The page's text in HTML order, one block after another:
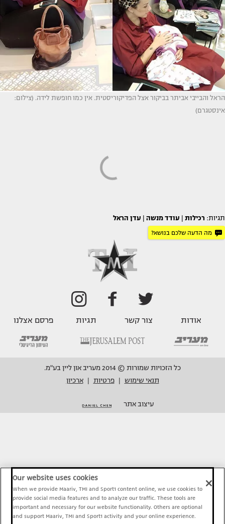
הראל והבייבי אביתר בביקור אצל הפדיקוריסטית. אין כמו חופשת לידה. (צילום:
אינסטגרם)
תגיות: רכילות עודד מנשה עדן הראל
מה הדעה שלכם בנושא?
אודות צור קשר תגיות פרסם אצלנו
כל הזכויות שמורות © 2014 מעריב און ליין בע"מ.
תנאי שימוש
פרטיות ארכיון
עיצוב אתר
Our website uses cookies
When we provide Maariv, TMI and Sport1 content online, we use cookies to
provide social media features and to analyze our traffic. These tools are
important and necessary for our website functionality. Others are optional
and support Maariv, TMI and Sport1 activity and your online experience.